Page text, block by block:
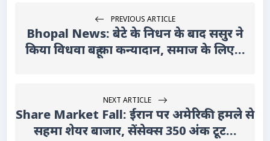
PREVIOUS ARTICLE
Bhopal News: बेटे के निधन के बाद ससुर ने
किया विधवा बहू का कन्यादान, समाज के लिए...
NEXT ARTICLE
Share Market Fall: ईरान पर अमेरिकी हमले से
सहमा शेयर बाजार, सेंसेक्स 350 अंक टूट...